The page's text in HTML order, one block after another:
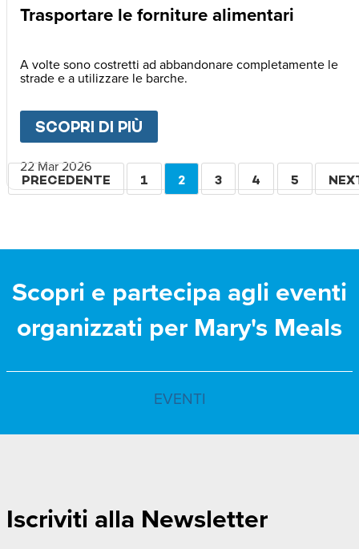
Trasportare le forniture alimentari
A volte sono costretti ad abbandonare completamente le
strade e a utilizzare le barche.
SCOPRI DI PIÙ
22 Mar 2026
Paginazione
PAGINA
PRECEDENTE PAGINA
1
PAGINA
2 PAGINA
3 PAGINA
4 PAGINA
5
Scopri e partecipa agli eventi
organizzati per Mary's Meals
EVENTI
Iscriviti alla Newsletter